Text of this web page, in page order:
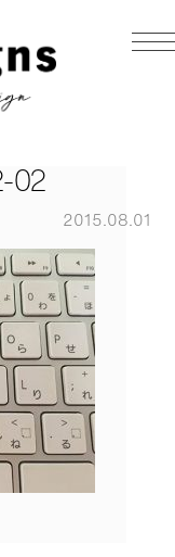
02
2015.08.01